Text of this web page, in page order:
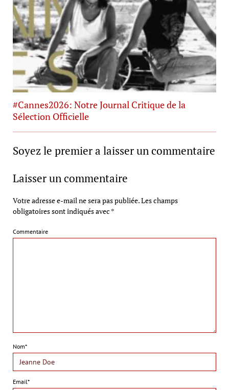
#Cannes2026: Notre Journal Critique de la
Sélection Officielle
Soyez le premier a laisser un commentaire
Laisser un commentaire
Votre adresse e-mail ne sera pas publiée.Les champs
obligatoires sont indiqués avec *
Commentaire
Nom*
Email*